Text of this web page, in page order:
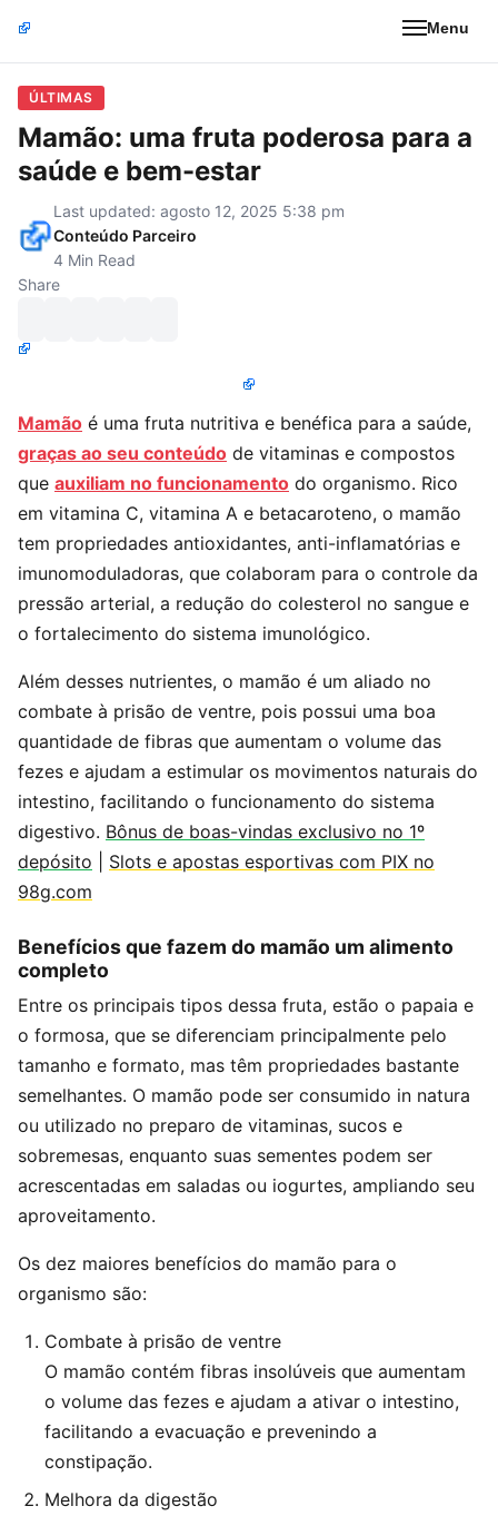
Menu
ÚLTIMAS
Mamão: uma fruta poderosa para a
saúde e bem-estar
Last updated: agosto 12, 2025 5:38 pm
Conteúdo Parceiro
4 Min Read
Share
Mamão é uma fruta nutritiva e benéfica para a saúde,
graças ao seu conteúdo de vitaminas e compostos
que auxiliam no funcionamento do organismo. Rico
em vitamina C, vitamina A e betacaroteno, o mamão
tem propriedades antioxidantes, anti-inflamatórias e
imunomoduladoras, que colaboram para o controle da
pressão arterial, a redução do colesterol no sangue e
o fortalecimento do sistema imunológico.
Além desses nutrientes, o mamão é um aliado no
combate à prisão de ventre, pois possui uma boa
quantidade de fibras que aumentam o volume das
fezes e ajudam a estimular os movimentos naturais do
intestino, facilitando o funcionamento do sistema
digestivo. Bônus de boas-vindas exclusivo no 1º
depósito
Slots e apostas esportivas com PIX no
98g.com
Benefícios que fazem do mamão um alimento
completo
Entre os principais tipos dessa fruta, estão o papaia e
o formosa, que se diferenciam principalmente pelo
tamanho e formato, mas têm propriedades bastante
semelhantes. O mamão pode ser consumido in natura
ou utilizado no preparo de vitaminas, sucos e
sobremesas, enquanto suas sementes podem ser
acrescentadas em saladas ou iogurtes, ampliando seu
aproveitamento.
Os dez maiores benefícios do mamão para o
organismo são:
Combate à prisão de ventre
O mamão contém fibras insolúveis que aumentam
o volume das fezes e ajudam a ativar o intestino,
facilitando a evacuação e prevenindo a
constipação.
Melhora da digestão